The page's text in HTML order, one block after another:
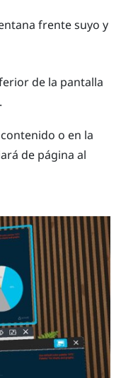
frente suyo y
de la pantalla
o en la
de página al